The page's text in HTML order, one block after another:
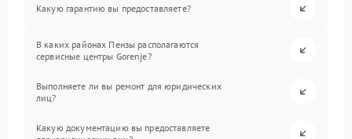
Какую гарантию вы предоставляете?
В каких районах Пензы располагаются
сервисные центры Gorenje?
Выполняете ли вы ремонт для юридических
лиц?
Какую документацию вы предоставляете